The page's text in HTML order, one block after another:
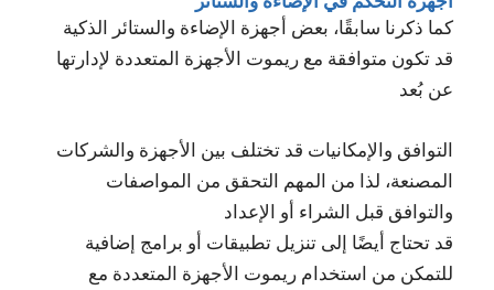
كما ذكرنا سابقًا، بعض أجهزة الإضاءة والستائر الذكية
قد تكون متوافقة مع ريموت الأجهزة المتعددة لإدارتها
عن بُعد
التوافق والإمكانيات قد تختلف بين الأجهزة والشركات
المصنعة، لذا من المهم التحقق من المواصفات
والتوافق قبل الشراء أو الإعداد
قد تحتاج أيضًا إلى تنزيل تطبيقات أو برامج إضافية
للتمكن من استخدام ريموت الأجهزة المتعددة مع